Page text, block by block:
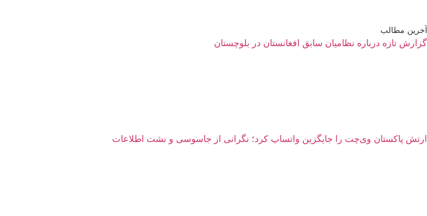
آخرین مطالب
گزارش تازه درباره نظامیان سابق افغانستان در بلوچستان
ارتش پاکستان وی‌چت را جایگزین واتساپ کرد؛ نگرانی از جاسوسی و نشت اطلاعات